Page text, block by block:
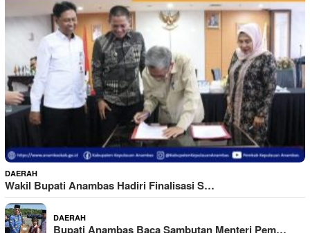
DAERAH
Wakil Bupati Anambas Hadiri Finalisasi S…
DAERAH
Bupati Anambas Baca Sambutan Menteri Pem…